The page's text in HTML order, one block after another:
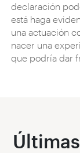
declaración
está haga
una actuación
nacer una
que podría dar